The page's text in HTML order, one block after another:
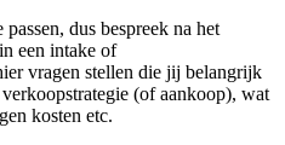
dus bespreek na het
een intake of
vragen stellen die jij belangrijk
(of aankoop), wat
kosten etc.